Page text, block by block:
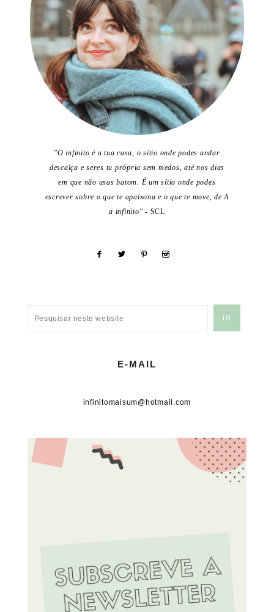
"O infinito é a tua casa, o sítio onde podes andar
descalça e seres tu própria sem medos, até nos dias
em que não usas batom. É um sítio onde podes
escrever sobre o que te apaixona e o que te move, de A
a infinito"- SCL
E-MAIL
infinitomaisum@hotmail.com